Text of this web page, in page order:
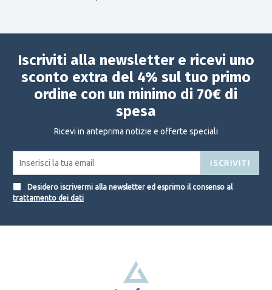
Iscriviti alla newsletter e ricevi uno
sconto extra del 4% sul tuo primo
ordine con un minimo di 70€ di
spesa
Ricevi in anteprima notizie e offerte speciali
ISCRIVITI
Desidero iscrivermi alla newsletter ed esprimo il consenso al
trattamento dei dati